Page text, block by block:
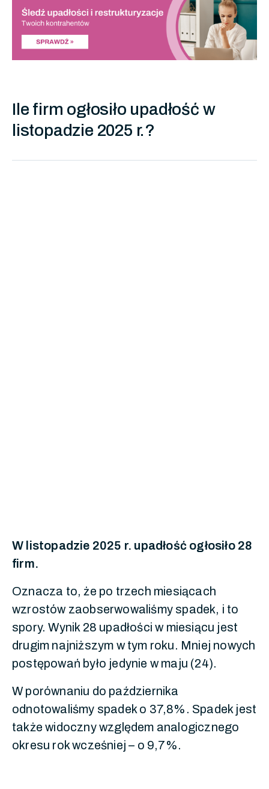
Ile firm ogłosiło upadłość w
listopadzie 2025 r.?
W listopadzie 2025 r. upadłość ogłosiło 28
firm.
Oznacza to, że po trzech miesiącach
wzrostów zaobserwowaliśmy spadek, i to
spory. Wynik 28 upadłości w miesiącu jest
drugim najniższym w tym roku. Mniej nowych
postępowań było jedynie w maju (24).
W porównaniu do października
odnotowaliśmy spadek o 37,8%. Spadek jest
także widoczny względem analogicznego
okresu rok wcześniej – o 9,7%.